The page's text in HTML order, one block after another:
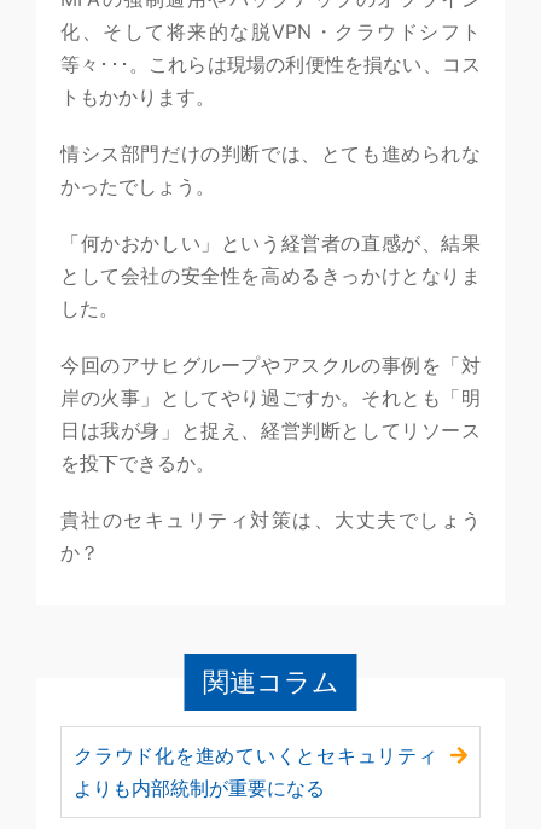
化、そして将来的な脱VPN・クラウドシフト
等々･･･。これらは現場の利便性を損ない、コス
トもかかります。
情シス部門だけの判断では、とても進められな
かったでしょう。
「何かおかしい」という経営者の直感が、結果
として会社の安全性を高めるきっかけとなりま
した。
今回のアサヒグループやアスクルの事例を「対
岸の火事」としてやり過ごすか。それとも「明
日は我が身」と捉え、経営判断としてリソース
を投下できるか。
貴社のセキュリティ対策は、大丈夫でしょう
か？
関連コラム
クラウド化を進めていくとセキュリティ
よりも内部統制が重要になる